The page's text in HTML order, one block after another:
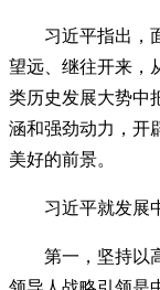
习近平指出，
望远、继往开来，
类历史发展大势中
涵和强劲动力，开
美好的前景。
习近平就发展
第一，坚持以